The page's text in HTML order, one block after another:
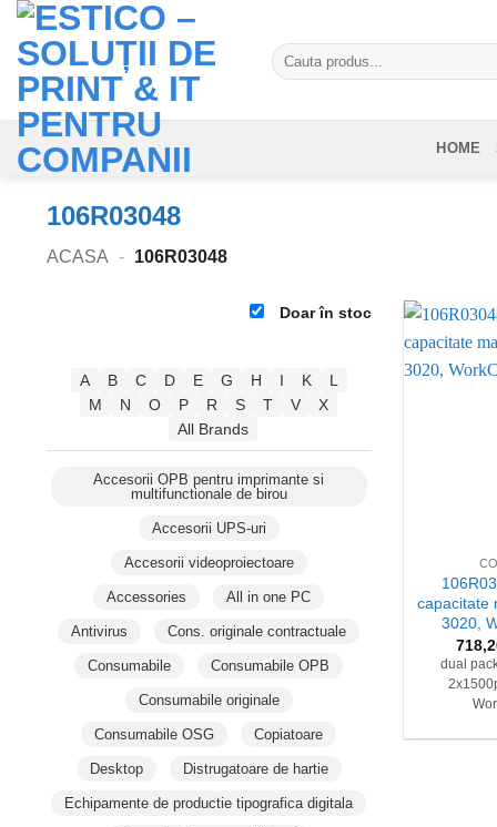
Skip
content
Caută
după:
HOME
106R03048
ACASA - 106R03048
Doar în stoc
A B C D E G H I K
L
M
N O P R S T V
X
All Brands
Accesorii OPB pentru imprimante si
multifunctionale de birou
Accesorii UPS-uri
Accesorii videoproiectoare
Accessories All in one PC
Antivirus Cons. originale contractuale
Consumabile Consumabile OPB
Consumabile originale
Consumabile OSG Copiatoare
Desktop Distrugatoare de hartie
Echipamente de productie tipografica digitala
capacitate
3020,
dual